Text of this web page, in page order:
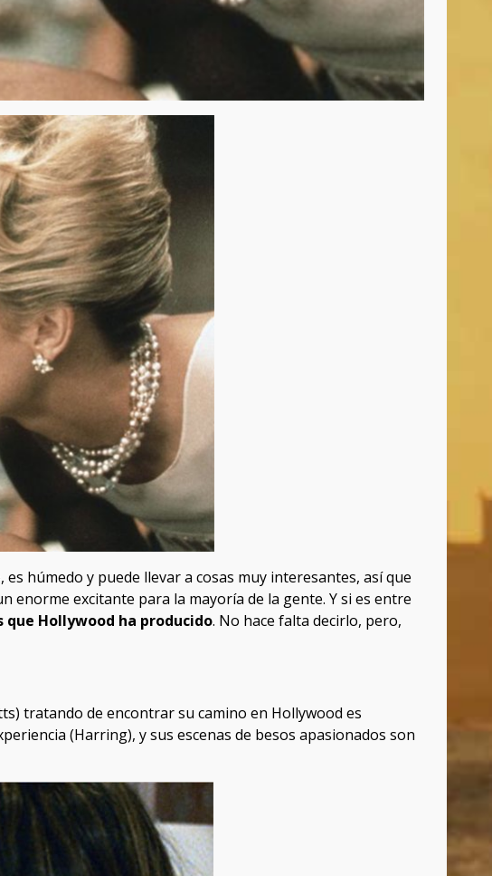
húmedo y puede llevar a cosas muy interesantes, así que
enorme excitante para la mayoría de la gente. Y si es entre
que Hollywood ha producido. No hace falta decirlo, pero,
tratando de encontrar su camino en Hollywood es
(Harring), y sus escenas de besos apasionados son